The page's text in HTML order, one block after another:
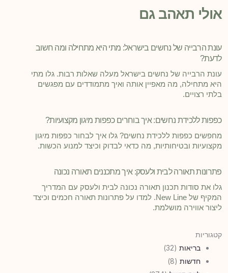
אולי תאהב גם
עונת הרבייה של נחשים בישראל: מתי היא מתחילה ומה חשוב
לדעת?
עונת הרבייה של נחשים בישראל מעלה שאלות רבות. גלו מתי
היא מתחילה, מה מאפיין אותה ואיך מתמודדים עם מפגשים
בלתי רצויים.
כפפות ללכידת נחשים: איך בוחרים כפפות מיגון מקצועיות?
מחפשים כפפות ללכידת נחשים? גלו איך לבחור כפפות מיגון
מקצועיות ובטיחותיות, מה כדאי לבדוק וכיצד למנוע הכשות.
פתרונות תאורה לבית ולעסק: איך מתכננים תאורה נכונה
גלו את סודות תכנון תאורה נכונה לבית ולעסק עם המדריך
המקיף של New Line. למדו על פתרונות תאורה חכמים וכיצד
ליצור אווירה מושלמת.
קטגוריות
בריאות (32)
חדשות (8)